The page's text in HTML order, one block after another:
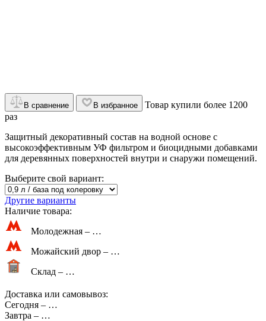
В сравнение В избранное
Товар купили более 1200
раз
Защитный декоративный состав на водной основе с
высокоэффективным УФ фильтром и биоцидными добавками
для деревянных поверхностей внутри и снаружи помещений.
Выберите свой вариант:
Другие варианты
Наличие товара:
Молодежная – …
Можайский двор – …
Склад – …
Доставка или самовывоз:
Сегодня – …
Завтра – …